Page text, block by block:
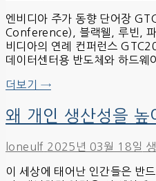
엔비디아 주가 동향 단어장
Conference), 블랙웰, 루빈,
비디아의 연례 컨퍼런스
데이터센터용 반도체와 하드
더보기 →
왜 개인 생산성을 높
loneulf 2025년 03월 18일
이 세상에 태어난 인간들은 반